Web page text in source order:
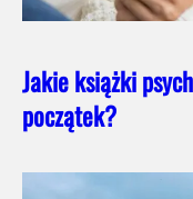
Jakie książki
początek?